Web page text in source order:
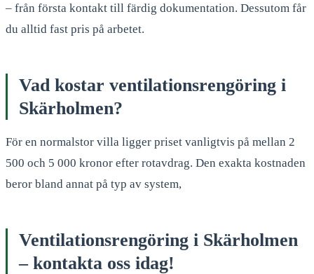
– från första kontakt till färdig dokumentation. Dessutom får
du alltid fast pris på arbetet.
Vad kostar ventilationsrengöring i
Skärholmen?
För en normalstor villa ligger priset vanligtvis på mellan 2
500 och 5 000 kronor efter rotavdrag. Den exakta kostnaden
beror bland annat på typ av system,
Ventilationsrengöring i Skärholmen
– kontakta oss idag!